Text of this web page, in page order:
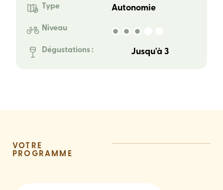
Type Autonomie
Niveau
Dégustations : Jusqu'à 3
VOTRE
PROGRAMME